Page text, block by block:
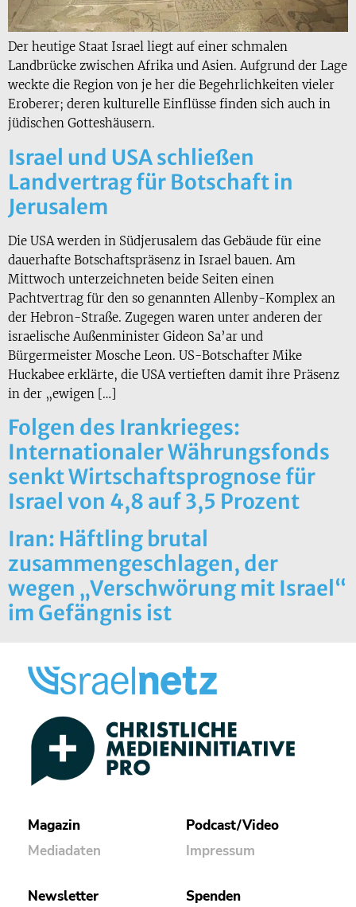
Der heutige Staat Israel liegt auf einer schmalen
Landbrücke zwischen Afrika und Asien. Aufgrund der Lage
weckte die Region von je her die Begehrlichkeiten vieler
Eroberer; deren kulturelle Einflüsse finden sich auch in
jüdischen Gotteshäusern.
Israel und USA schließen
Landvertrag für Botschaft in
Jerusalem
Die USA werden in Südjerusalem das Gebäude für eine
dauerhafte Botschaftspräsenz in Israel bauen. Am
Mittwoch unterzeichneten beide Seiten einen
Pachtvertrag für den so genannten Allenby-Komplex an
der Hebron-Straße. Zugegen waren unter anderen der
israelische Außenminister Gideon Sa’ar und
Bürgermeister Mosche Leon. US-Botschafter Mike
Huckabee erklärte, die USA vertieften damit ihre Präsenz
in der „ewigen […]
Folgen des Irankrieges:
Internationaler Währungsfonds
senkt Wirtschaftsprognose für
Israel von 4,8 auf 3,5 Prozent
Iran: Häftling brutal
zusammengeschlagen, der
wegen „Verschwörung mit Israel“
im Gefängnis ist
Magazin
Mediadaten
Podcast/Video
Impressum
Newsletter Spenden